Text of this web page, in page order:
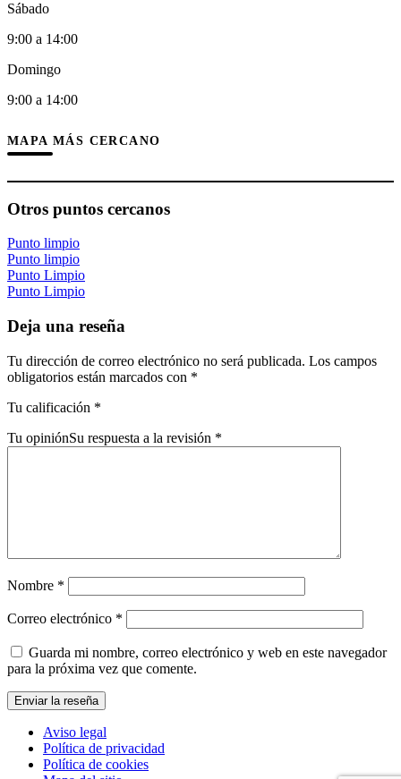
Sábado
9:00 a 14:00
Domingo
9:00 a 14:00
MAPA MÁS CERCANO
Otros puntos cercanos
Punto limpio
Punto limpio
Punto Limpio
Punto Limpio
Deja una reseña
Tu dirección de correo electrónico no será publicada. Los campos
obligatorios están marcados con *
Tu calificación *
Tu opiniónSu respuesta a la revisión *
Nombre *
Correo electrónico *
Guarda mi nombre, correo electrónico y web en este navegador
para la próxima vez que comente.
Aviso legal
Política de privacidad
Política de cookies